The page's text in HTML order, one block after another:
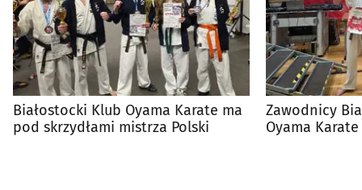
Białostocki Klub Oyama Karate ma
pod skrzydłami mistrza Polski
Zawodnicy
Oyama